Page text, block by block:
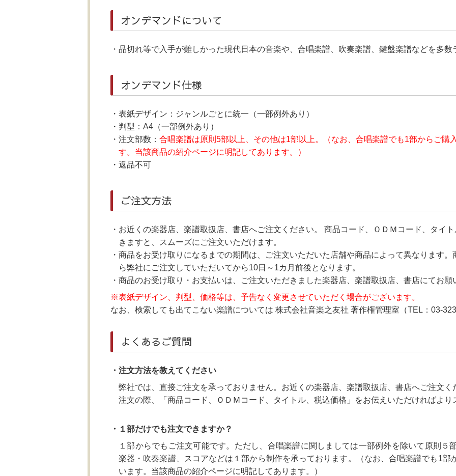
オンデマンドについて
品切れ等で入手が難しかった現代日本の音楽や、合唱楽譜、吹奏楽譜、鍵盤楽譜などを多数
オンデマンド仕様
表紙デザイン：ジャンルごとに統一（一部例外あり）
判型：A4（一部例外あり）
注文部数： 合唱楽譜は原則5部以上、その他は1部以上。（なお、合唱楽譜でも1部からご購
す。当該商品の紹介ページに明記してあります。）
返品不可
ご注文方法
お近くの楽器店、楽譜取扱店、書店へご注文ください。 商品コード、ＯＤＭコード、タイ
きますと、スムーズにご注文いただけます。
商品をお受け取りになるまでの期間は、ご注文いただいた店舗や商品によって異なります
ら弊社にご注文していただいてから10日～1カ月前後となります。
商品のお受け取り・お支払いは、ご注文いただきました楽器店、楽譜取扱店、書店にてお願
※表紙デザイン、判型、価格等は、予告なく変更させていただく場合がございます。
なお、検索しても出てこない楽譜については 株式会社音楽之友社 著作権管理室（TEL：03-
よくあるご質問
・注文方法を教えてください
弊社では、直接ご注文を承っておりません。お近くの楽器店、楽譜取扱店、書店へご注文く
注文の際、「商品コード、ＯＤＭコード、タイトル、税込価格」をお伝えいただければより
・１部だけでも注文できますか？
１部からでもご注文可能です。ただし、合唱楽譜に関しましては一部例外を除いて原則５
楽器・吹奏楽譜、スコアなどは１部から制作を承っております。（なお、合唱楽譜でも1部
います。当該商品の紹介ページに明記してあります。）